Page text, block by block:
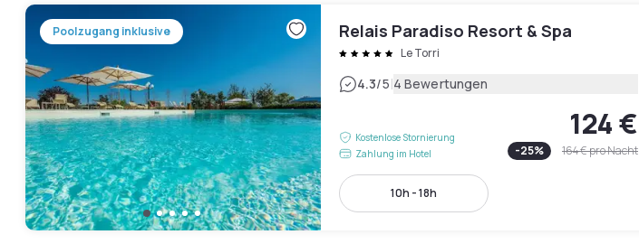
Poolzugang inklusive Relais Paradiso Resort & Spa
Le Torri
4.3/5|4 Bewertungen
Kostenlose Stornierung
Zahlung im Hotel
124 €
-25% 164 €pro Nacht
10h - 18h